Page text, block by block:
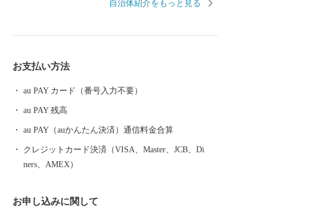
ふんだんに含んだ水が流れ着く有明海では、ムツゴロ
「鹿島ガタリンピック」など、訪れた人が見て、体験
して、楽しめる観光スポットもあります。 県下有数の
を行う「鹿島酒蔵ツーリズム
自治体紹介をもっと見る
お支払い方法
au PAY カード（番号入力不要）
au PAY 残高
au PAY（auかんたん決済）通信料金合算
クレジットカード決済（VISA、Master、JCB、Di
ners、AMEX）
お申し込みに関して